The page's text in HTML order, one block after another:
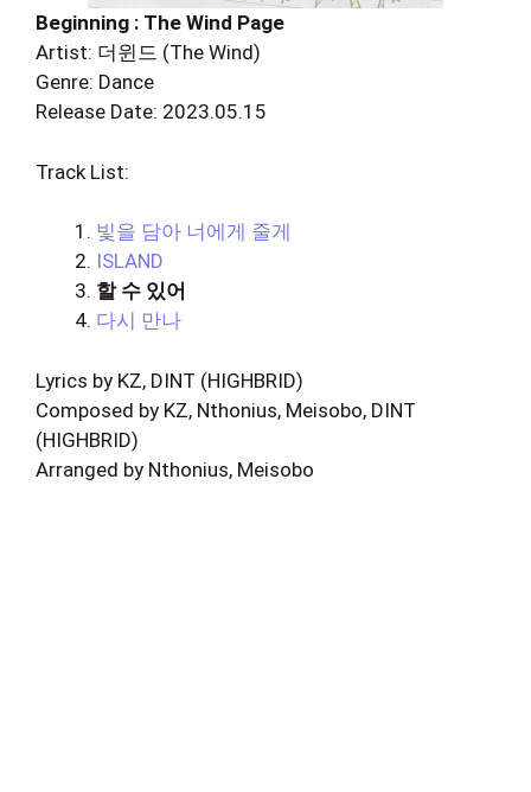
Beginning : The Wind Page
Artist: 더윈드 (The Wind)
Genre: Dance
Release Date: 2023.05.15
Track List:
빛을 담아 너에게 줄게
ISLAND
할 수 있어
다시 만나
Lyrics by KZ, DINT (HIGHBRID)
Composed by KZ, Nthonius, Meisobo, DINT
(HIGHBRID)
Arranged by Nthonius, Meisobo